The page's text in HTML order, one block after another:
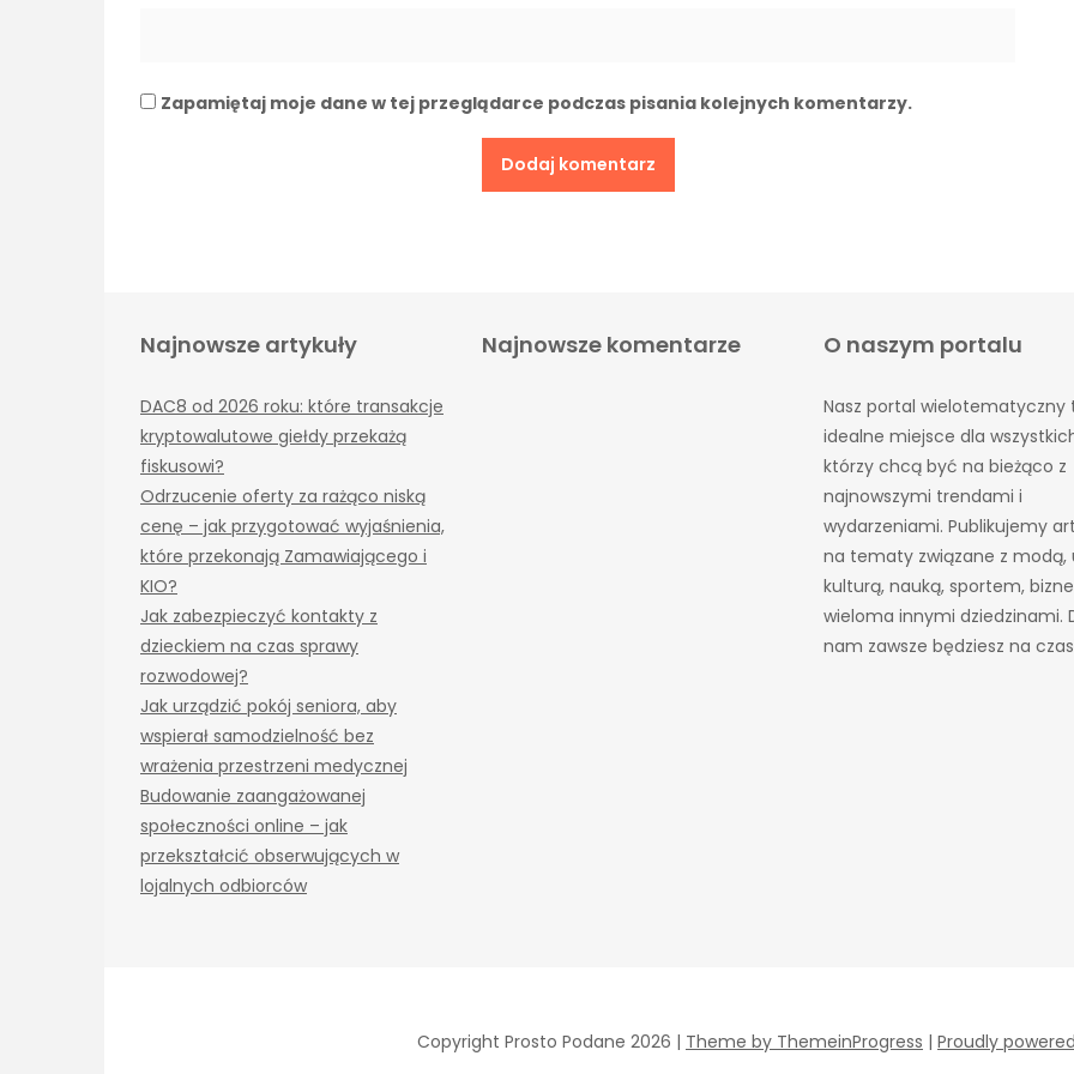
Zapamiętaj moje dane w tej przeglądarce podczas pisania kolejnych komentarzy.
Najnowsze artykuły
DAC8 od 2026 roku: które transakcje
kryptowalutowe giełdy przekażą
fiskusowi?
Odrzucenie oferty za rażąco niską
cenę – jak przygotować wyjaśnienia,
które przekonają Zamawiającego i
KIO?
Jak zabezpieczyć kontakty z
dzieckiem na czas sprawy
rozwodowej?
Jak urządzić pokój seniora, aby
wspierał samodzielność bez
wrażenia przestrzeni medycznej
Budowanie zaangażowanej
społeczności online – jak
przekształcić obserwujących w
lojalnych odbiorców
Najnowsze komentarze O naszym portalu
Nasz portal wielotematyczny
idealne miejsce dla
którzy chcą być na bieżąco z
najnowszymi trendami i
wydarzeniami. Publikujemy
na tematy związane z modą,
kulturą, nauką, sportem,
wieloma innymi dziedzinami.
nam zawsze będziesz na
Copyright Prosto Podane 2026 | Theme by ThemeinProgress | Proudly